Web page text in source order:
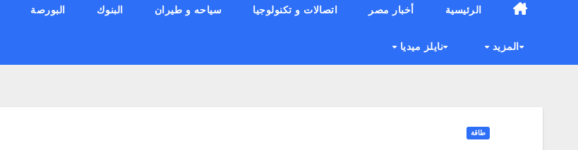
الرئيسية أخبار مصر اتصالات و تكنولوجيا سياحه و طيران البنوك البورصة
المزيد نايلز ميديا
طاقة